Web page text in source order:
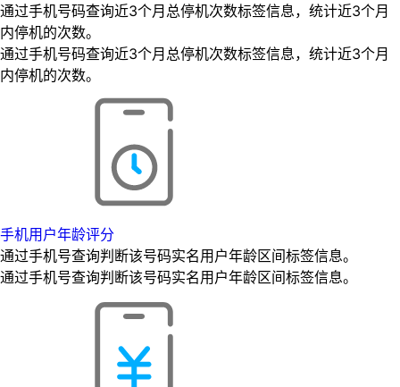
通过手机号码查询近3个月总停机次数标签信息，统计近3个月
内停机的次数。
通过手机号码查询近3个月总停机次数标签信息，统计近3个月
内停机的次数。
手机用户年龄评分
通过手机号查询判断该号码实名用户年龄区间标签信息。
通过手机号查询判断该号码实名用户年龄区间标签信息。